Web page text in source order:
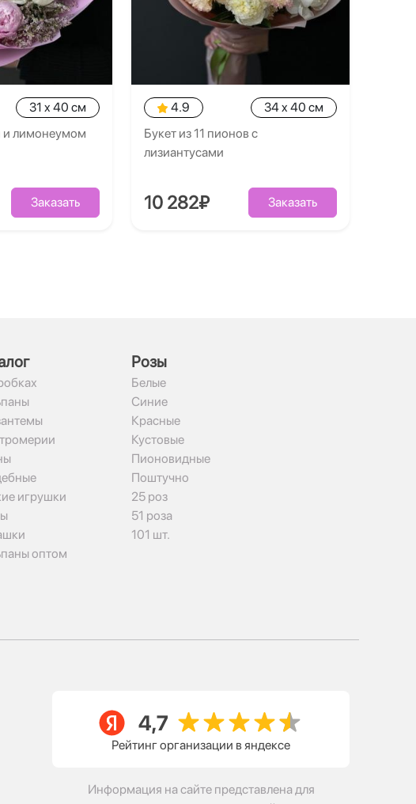
31 x 40 см
и лимонеумом
Заказать
4.9
34 x 40 см
Букет из 11 пионов с
лизиантусами
10 282₽ Заказать
игрушки
оптом
Рoзы
Белые
Синие
Красные
Кустовые
Пионовидные
Поштучно
25 роз
51 роза
101 шт.
Рейтинг организации в яндексе
Информация на сайте представлена для